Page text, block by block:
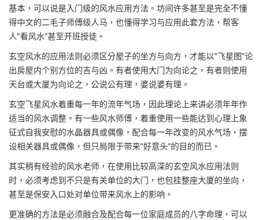
基本，可以说是入门级的风水应用方法。坊间许多甚至是完全不懂
得中文的二毛子师傅级人马，也懂得学习与应用此套方法，帮客
人"看风水"甚至开班授徒。
玄空风水的应用法则必须区分屋子的坐方与向方，才能以"飞星图"论
出房屋内个别方位的吉与凶。有者使用大门为向论之，有者则使用
天台或大厦为向论之，公说公有理，婆说婆有理。
玄空飞星风水着重每一年的流年气场，因此理论上来讲必须年年作
适当的风水调整。有一些风水师傅，着重使用一些能达到心理上象
征式自我安慰的水晶器具或偶像，配合每一年改变的风水气场，摆
设相关器具或偶像，但只局限于带来"好意头"的目的而已。
其实稍有经验的风水老师，在使用比较高深的玄空风水应用法则
时，必须考虑到不只是有关单位的大门，也包挂整座大厦的坐向，
甚至是保安入口处对单位带来风水上的影响。
更准确的方法是必须融合及配合每一位家庭成员的八字命理，可以